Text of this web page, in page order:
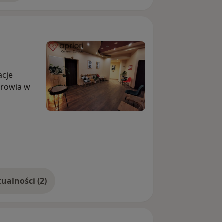
(np. w przypadku leków
zaświadczenia możliwe
.
wizyty online wyłącznie w celu
do adopcji, o pozwolenie na
w
Pokaż więcej aktualności (2)